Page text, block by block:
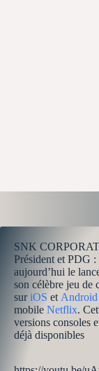
SNK
Président et PDG
aujourd’hui le
son célèbre jeu de
suriOS et Android
mobile Netflix.
versions
déjà disponibles